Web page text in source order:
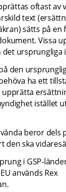
oftast av
text
sätts på en
Vissa
det ursprungliga
den
ha ett
istället
beror dels
den ska
i GSP-
används Rex